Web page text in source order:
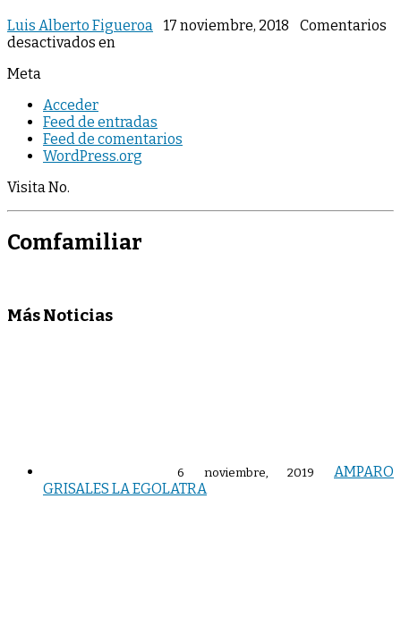
Luis Alberto Figueroa 17 noviembre, 2018
Comentarios
desactivados en
Meta
Acceder
Feed de entradas
Feed de comentarios
WordPress.org
Visita No.
Comfamiliar
Más Noticias
6 noviembre, 2019
AMPARO
GRISALES LA EGOLATRA